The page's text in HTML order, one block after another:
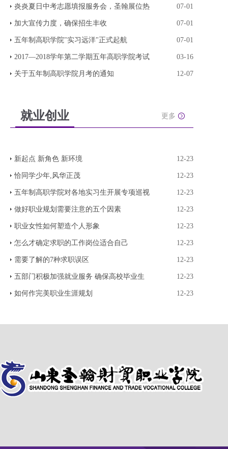
炎炎夏日中考志愿填报服务会，圣翰展位热 07-01
加大宣传力度，确保招生丰收 07-01
五年制高职学院"实习远洋"正式起航 07-01
2017—2018学年第二学期五年高职学院考试 03-16
关于五年制高职学院月考的通知 12-07
就业创业 更多
新起点 新角色 新环境 12-23
恰同学少年,风华正茂 12-23
五年制高职学院对各地实习生开展专项巡视 12-23
做好职业规划需要注意的五个因素 12-23
职业女性如何塑造个人形象 12-23
怎么才确定求职的工作岗位适合自己 12-23
需要了解的7种求职误区 12-23
五部门积极加强就业服务 确保高校毕业生 12-23
如何作完美职业生涯规划 12-23